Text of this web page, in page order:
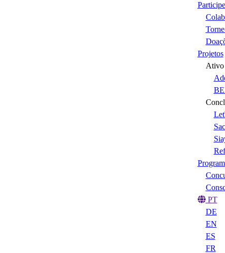
Participe
Projetos
Ativo
PT
DE
EN
ES
FR